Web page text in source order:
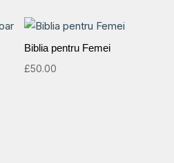
Biblia pentru Femei
£50.00